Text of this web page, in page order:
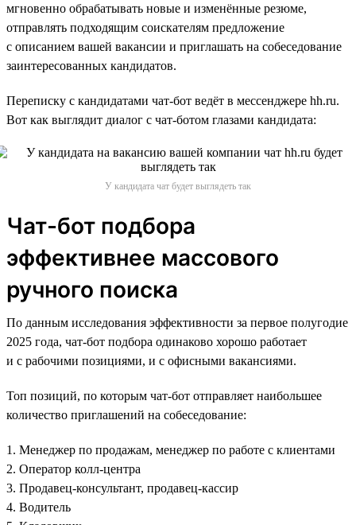
мгновенно обрабатывать новые и изменённые резюме,
отправлять подходящим соискателям предложение
с описанием вашей вакансии и приглашать на собеседование
заинтересованных кандидатов.
Переписку с кандидатами чат-бот ведёт в мессенджере hh.ru.
Вот как выглядит диалог с чат-ботом глазами кандидата:
У кандидата чат будет выглядеть так
Чат-бот подбора
эффективнее массового
ручного поиска
По данным исследования эффективности за первое полугодие
2025 года, чат-бот подбора одинаково хорошо работает
и с рабочими позициями, и с офисными вакансиями.
Топ позиций, по которым чат-бот отправляет наибольшее
количество приглашений на собеседование:
1. Менеджер по продажам, менеджер по работе с клиентами
2. Оператор колл-центра
3. Продавец-консультант, продавец-кассир
4. Водитель